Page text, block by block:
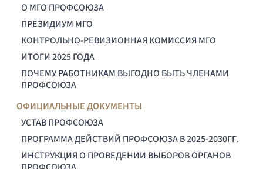
О МГО ПРОФСОЮЗА
ПРЕЗИДИУМ МГО
КОНТРОЛЬНО-РЕВИЗИОННАЯ КОМИССИЯ МГО
ИТОГИ 2025 ГОДА
ПОЧЕМУ РАБОТНИКАМ ВЫГОДНО БЫТЬ ЧЛЕНАМИ
ПРОФСОЮЗА
ОФИЦИАЛЬНЫЕ ДОКУМЕНТЫ
УСТАВ ПРОФСОЮЗА
ПРОГРАММА ДЕЙСТВИЙ ПРОФСОЮЗА В 2025-2030ГГ.
ИНСТРУКЦИЯ О ПРОВЕДЕНИИ ВЫБОРОВ ОРГАНОВ